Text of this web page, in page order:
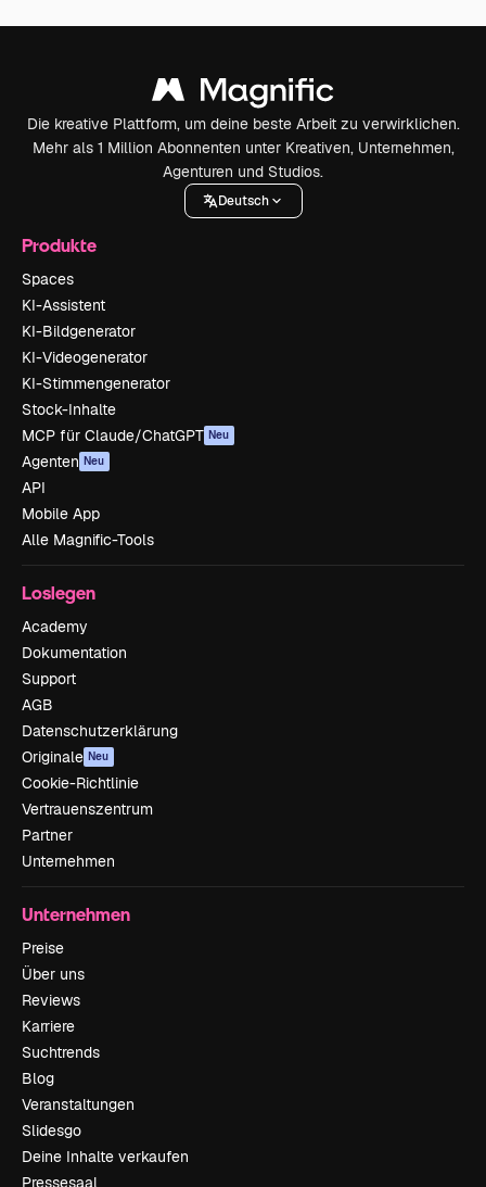
Die kreative Plattform, um deine beste Arbeit zu verwirklichen.
Mehr als 1 Million Abonnenten unter Kreativen, Unternehmen,
Agenturen und Studios.
Deutsch
Produkte
Spaces
KI-Assistent
KI-Bildgenerator
KI-Videogenerator
KI-Stimmengenerator
Stock-Inhalte
MCP für Claude/ChatGPT Neu
Agenten Neu
API
Mobile App
Alle Magnific-Tools
Loslegen
Academy
Dokumentation
Support
AGB
Datenschutzerklärung
Originale Neu
Cookie-Richtlinie
Vertrauenszentrum
Partner
Unternehmen
Unternehmen
Preise
Über uns
Reviews
Karriere
Suchtrends
Blog
Veranstaltungen
Slidesgo
Deine Inhalte verkaufen
Pressesaal